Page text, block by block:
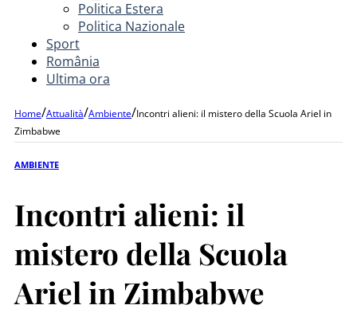
Politica Estera
Politica Nazionale
Sport
România
Ultima ora
Home/Attualità/Ambiente/Incontri alieni: il mistero della Scuola Ariel in
Zimbabwe
AMBIENTE
Incontri alieni: il
mistero della Scuola
Ariel in Zimbabwe